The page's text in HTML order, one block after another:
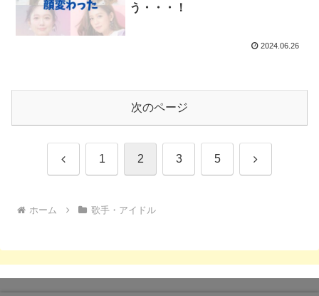
う・・・！
2024.06.26
次のページ
前 1 2 3 5 次
ホーム 歌手・アイドル